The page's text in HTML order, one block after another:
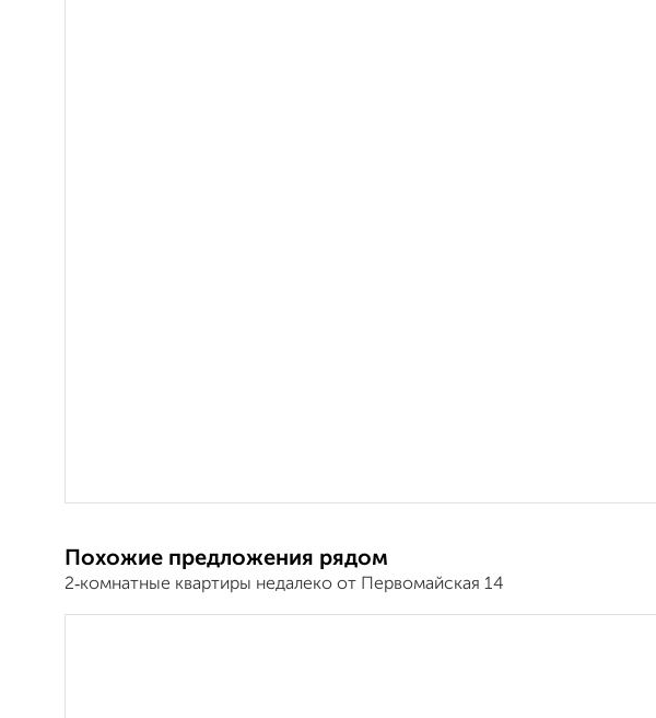
Похожие предложения рядом
2‑комнатные квартиры недалеко от Первомайская 14